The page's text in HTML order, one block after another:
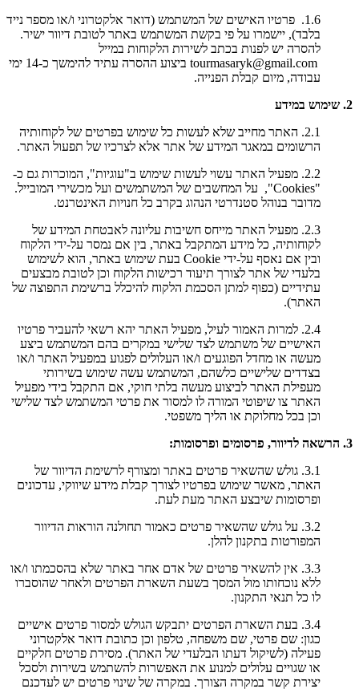
1.6. פרטיו האישים של המשתמש (דואר אלקטרוני ו/או מספר נייד
בלבד), יישמרו על פי בקשת המשתמש באתר לטובת דיוור ישיר.
להסרה יש לפנות בכתב לשירות הלקוחות במייל
tourmasaryk@gmail.com ביצוע ההסרה עתיד להימשך כ-14 ימי
עבודה, מיום קבלת הפנייה.
2. שימוש במידע
2.1. האתר מחייב שלא לעשות כל שימוש בפרטים של לקוחותיה
הרשומים במאגר המידע של אתר אלא לצרכיו של תפעול האתר.
2.2. מפעיל האתר עשוי לעשות שימוש ב"עוגיות", המוכרות גם כ-
"Cookies", על המחשבים של המשתמשים ועל מכשירי המובייל.
מדובר בנוהל סטנדרטי הנהוג בקרב כל חנויות האינטרנט.
2.3. מפעיל האתר מייחס חשיבות עליונה לאבטחת המידע של
לקוחותיה, כל מידע המתקבל באתר, בין אם נמסר על-ידי הלקוח
ובין אם נאסף על-ידי Cookie בעת שימוש באתר, הוא לשימוש
בלעדי של אתר לצורך תיעוד רכישות הלקוח וכן לטובת מבצעים
עתידיים (כפוף למתן הסכמת הלקוח להיכלל ברשימת התפוצה של
האתר).
2.4. למרות האמור לעיל, מפעיל האתר יהא רשאי להעביר פרטיו
האישיים של משתמש לצד שלישי במקרים בהם המשתמש ביצע
מעשה או מחדל הפוגעים ו/או העלולים לפגוע במפעיל האתר ו/או
בצדדים שלישיים כלשהם, המשתמש עשה שימוש בשירותי
מעפילת האתר לביצוע מעשה בלתי חוקי, אם התקבל בידי מפעיל
האתר צו שיפוטי המורה לו למסור את פרטי המשתמש לצד שלישי
וכן בכל מחלוקת או הליך משפטי.
3. הרשאה לדיוור, פרסומים ופרסומות:
3.1. גולש שהשאיר פרטים באתר ומצורף לרשימת הדיוור של
האתר, מאשר שימוש בפרטיו לצורך קבלת מידע שיווקי, עדכונים
ופרסומות שיבצע האתר מעת לעת.
3.2. על גולש שהשאיר פרטים כאמור תחולנה הוראות הדיוור
המפורטות בתקנון להלן.
3.3. אין להשאיר פרטים של אדם אחר באתר שלא בהסכמתו ו/או
ללא נוכחותו מול המסך בשעת השארת הפרטים ולאחר שהוסברו
לו כל תנאי התקנון.
3.4. בעת השארת הפרטים יתבקש הגולש למסור פרטים אישיים
כגון: שם פרטי, שם משפחה, טלפון וכן כתובת דואר אלקטרוני
פעילה (לשיקול דעתו הבלעדי של האתר). מסירת פרטים חלקיים
או שגויים עלולים למנוע את האפשרות להשתמש בשירות ולסכל
יצירת קשר במקרה הצורך. במקרה של שינוי פרטים יש לעדכנם